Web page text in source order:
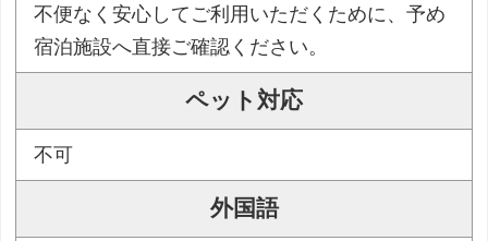
不便なく安心してご利用いただくために、予め
宿泊施設へ直接ご確認ください。
ペット対応
不可
外国語